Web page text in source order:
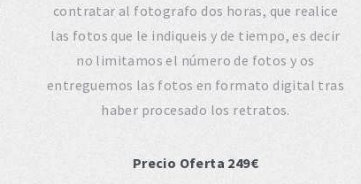
contratar al fotografo dos horas, que realice
las fotos que le indiqueis y de tiempo, es decir
no limitamos el número de fotos y os
entreguemos las fotos en formato digital tras
haber procesado los retratos.
Precio Oferta 249€